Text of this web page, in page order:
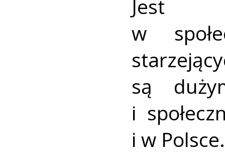
Jest
w
są
i
i w Polsce.